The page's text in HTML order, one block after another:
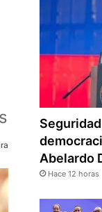
Abelardo
Hace 12 horas